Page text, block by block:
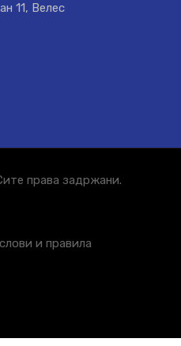
11, Велес
права задржани.
и правила